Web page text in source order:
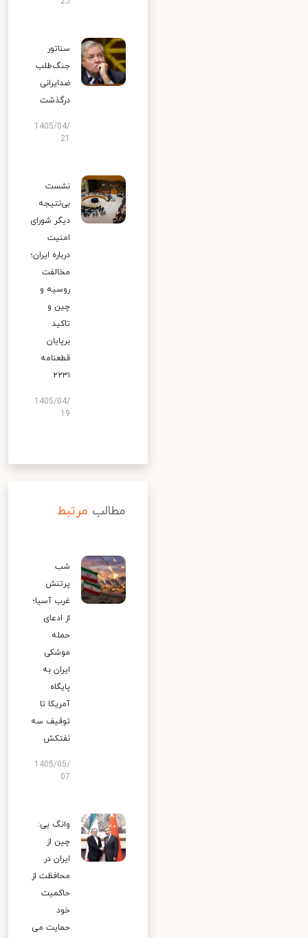
سناتور
جنگ‌طلب
ضدایرانی
درگذشت
1405/04/
نشست
بی‌نتیجه
دیگر شورای
امنیت
درباره ایران؛
مخالفت
روسیه و
چین و
تاکید
برپایان
قطعنامه
۲۲۳۱
1405/04/
19
مطالب مرتبط
شب
پرتنش
غرب آسیا؛
از ادعای
حمله
موشکی
ایران به
پایگاه
آمریکا تا
توقیف سه
نفتکش
1405/05/
07
وانگ یی:
چین از
ایران در
محافظت از
حاکمیت
خود
حمایت می